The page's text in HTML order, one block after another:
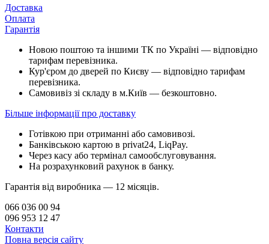
Доставка
Оплата
Гарантія
Новою поштою та іншими ТК по Україні — відповідно
тарифам перевізника.
Кур'єром до дверей по Києву — відповідно тарифам
перевізника.
Самовивіз зі складу в м.Київ — безкоштовно.
Більше інформації про доставку
Готівкою при отриманні або самовивозі.
Банківською картою в privat24, LiqPay.
Через касу або термінал самообслуговування.
На розрахунковий рахунок в банку.
Гарантія від виробника — 12 місяців.
066 036 00 94
096 953 12 47
Контакти
Повна версія сайту